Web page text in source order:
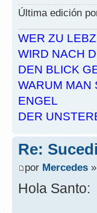
Última edición
WER ZU
WIRD NACH
DEN BLICK
WARUM MAN
ENGEL
DER
Re:
por Mercedes
Hola Santo: